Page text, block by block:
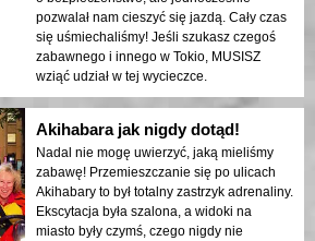
pozwalał nam cieszyć się jazdą. Cały czas
się uśmiechaliśmy! Jeśli szukasz czegoś
zabawnego i innego w Tokio, MUSISZ
wziąć udział w tej wycieczce.
Akihabara jak nigdy dotąd!
Nadal nie mogę uwierzyć, jaką mieliśmy
zabawę! Przemieszczanie się po ulicach
Akihabary to był totalny zastrzyk adrenaliny.
Ekscytacja była szalona, a widoki na
miasto były czymś, czego nigdy nie